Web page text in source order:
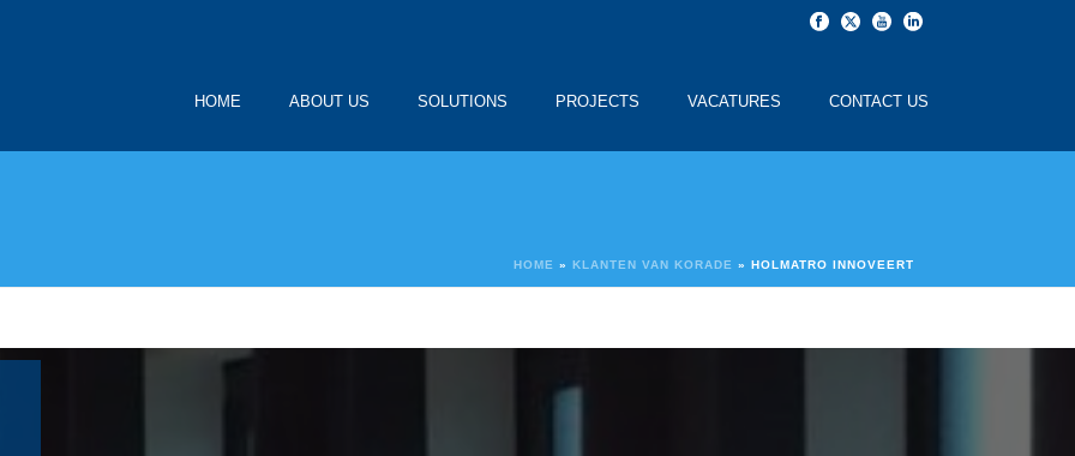
HOME ABOUT US SOLUTIONS PROJECTS VACATURES CONTACT US
HOME » KLANTEN VAN KORADE » HOLMATRO INNOVEERT